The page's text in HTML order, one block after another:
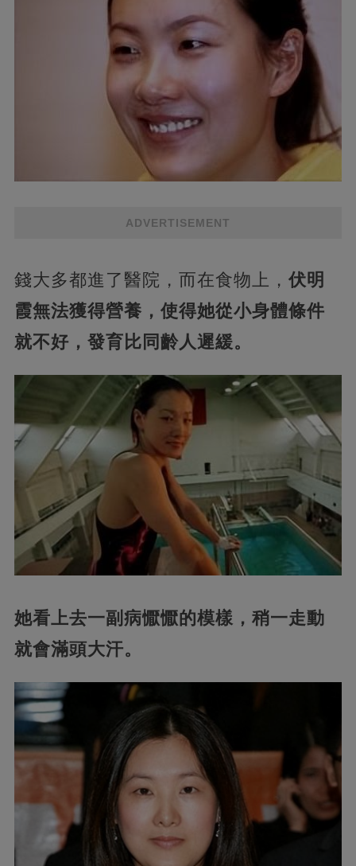
ADVERTISEMENT
錢大多都進了醫院，而在食物上， 伏明
霞無法獲得營養，使得她從小身體條件
就不好，發育比同齡人遲緩。
她看上去一副病懨懨的模樣，稍一走動
就會滿頭大汗。